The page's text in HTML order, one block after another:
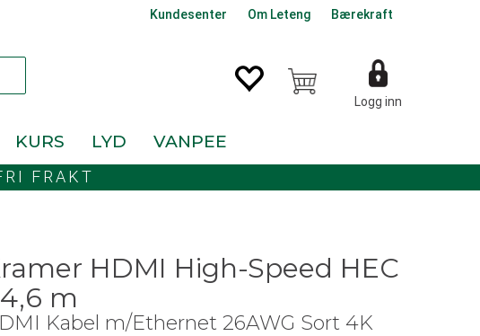
Kundesenter Om Leteng Bærekraft
Logg inn
KURS LYD VANPEE
FRAKT
HDMI High-Speed HEC
m
Kabel m/Ethernet 26AWG Sort 4K